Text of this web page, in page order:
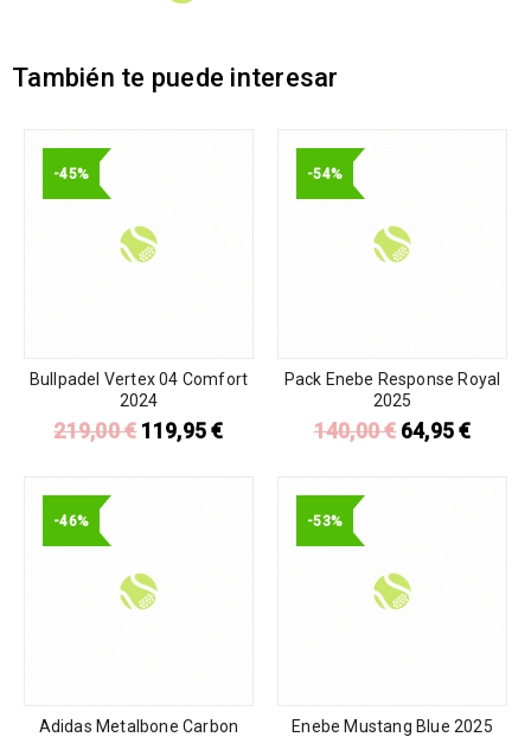
También te puede interesar
-45%
Bullpadel Vertex 04 Comfort
2024
219,00€ 119,95€
-54%
Pack Enebe Response Royal
2025
140,00€ 64,95€
-46%
Adidas Metalbone Carbon
-53%
Enebe Mustang Blue 2025